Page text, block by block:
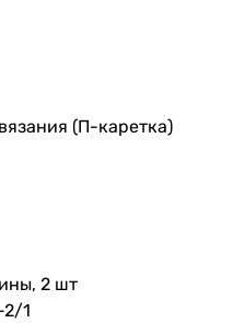
(П-каретка)
2 шт
2/1